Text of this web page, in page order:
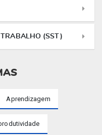
TRABALHO (SST)
Aprendizagem